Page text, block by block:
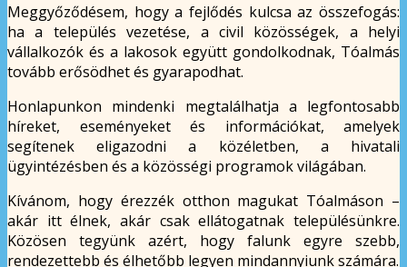
Meggyőződésem, hogy a fejlődés kulcsa az összefogás:
ha a település vezetése, a civil közösségek, a helyi
vállalkozók és a lakosok együtt gondolkodnak, Tóalmás
tovább erősödhet és gyarapodhat.
Honlapunkon mindenki megtalálhatja a legfontosabb
híreket, eseményeket és információkat, amelyek
segítenek eligazodni a közéletben, a hivatali
ügyintézésben és a közösségi programok világában.
Kívánom, hogy érezzék otthon magukat Tóalmáson –
akár itt élnek, akár csak ellátogatnak településünkre.
Közösen tegyünk azért, hogy falunk egyre szebb,
rendezettebb és élhetőbb legyen mindannyiunk számára.